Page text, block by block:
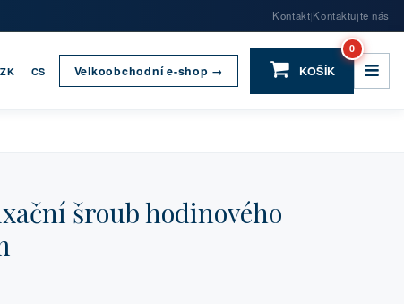
Kontakt|Kontaktujte nás
CS Velkoobchodní e-shop → KOŠÍK
0
šroub hodinového